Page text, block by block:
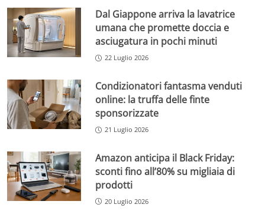
Dal Giappone arriva la lavatrice
umana che promette doccia e
asciugatura in pochi minuti
22 Luglio 2026
Condizionatori fantasma venduti
online: la truffa delle finte
sponsorizzate
21 Luglio 2026
Amazon anticipa il Black Friday:
sconti fino all’80% su migliaia di
prodotti
20 Luglio 2026